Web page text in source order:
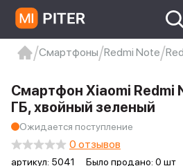
Xiaomi 9 про
xiaomi redmi
Смартфоны Redmi Note
Смартфон Xiaomi Redmi
ГБ, хвойный зеленый
Ожидается поступление
артикул: 5041 Было продано: 0 шт
0 отзывов